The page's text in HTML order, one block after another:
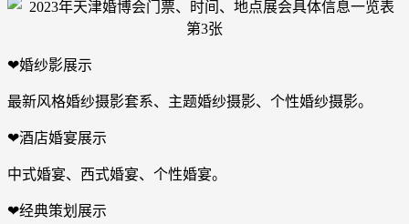
❤婚纱影展示
最新风格婚纱摄影套系、主题婚纱摄影、个性婚纱摄影。
❤酒店婚宴展示
中式婚宴、西式婚宴、个性婚宴。
❤经典策划展示